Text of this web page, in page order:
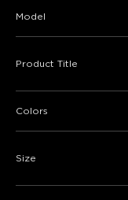
Model
Product Title
Colors
Size